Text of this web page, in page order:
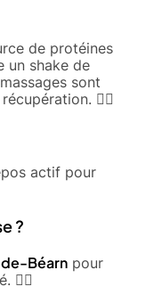
de protéines
un shake de
sont
🧘‍♂️
actif pour
?
Béarn pour
💆‍♂️